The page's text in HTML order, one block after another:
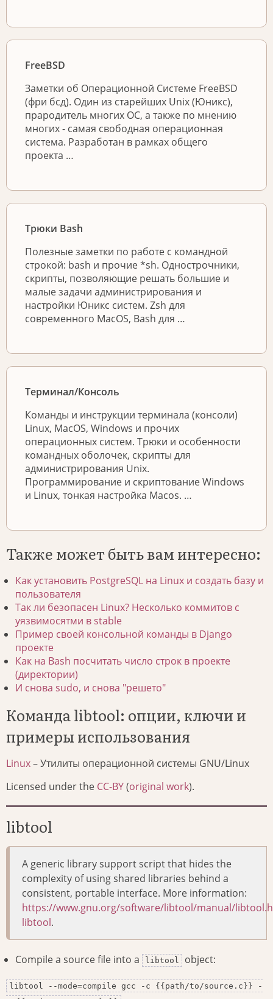
FreeBSD
Заметки об Операционной Системе FreeBSD
(фри бсд). Один из старейших Unix (Юникс),
прародитель многих ОС, а также по мнению
многих - самая свободная операционная
система. Разработан в рамках общего
проекта …
Трюки Bash
Полезные заметки по работе с командной
строкой: bash и прочие *sh. Однострочники,
скрипты, позволяющие решать большие и
малые задачи администрирования и
настройки Юникс систем. Zsh для
современного MacOS, Bash для …
Терминал/Консоль
Команды и инструкции терминала (консоли)
Linux, MacOS, Windows и прочих
операционных систем. Трюки и особенности
командных оболочек, скрипты для
администрирования Unix.
Программирование и скриптование Windows
и Linux, тонкая настройка Macos. …
Также может быть вам интересно:
Как установить PostgreSQL на Linux и создать базу и
пользователя
Так ли безопасен Linux? Несколько коммитов с
уязвимосятми в stable
Пример своей консольной команды в Django
проекте
Как на Bash посчитать число строк в проекте
(директории)
И снова sudo, и снова "решето"
Команда libtool: опции, ключи и
примеры использования
Linux– Утилиты операционной системы GNU/Linux
Licensed under the CC-BY(original work).
libtool
A generic library support script that hides the
complexity of using shared libraries behind a
consistent, portable interface. More information:
https://www.gnu.org/software/libtool/manual/
libtool.
Compile a source file into a libtool object:
libtool --mode=compile gcc -c {{path/to/source.c}} -